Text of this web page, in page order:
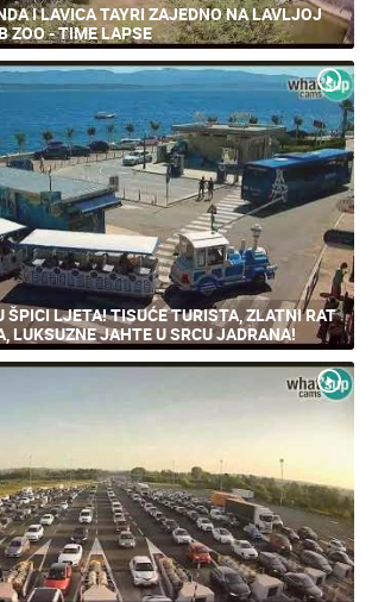
I LAVICA TAYRI ZAJEDNO NA LAVLJOJ
ZOO - TIME LAPSE
ŠPICI LJETA! TISUĆE TURISTA, ZLATNI RAT
LUKSUZNE JAHTE U SRCU JADRANA!